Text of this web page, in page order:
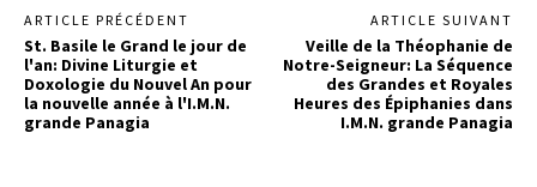
ARTICLE PRÉCÉDENT
St. Basile le Grand le jour de
l'an: Divine Liturgie et
Doxologie du Nouvel An pour
la nouvelle année à l'I.M.N.
grande Panagia
ARTICLE SUIVANT
Veille de la Théophanie de
Notre-Seigneur: La Séquence
des Grandes et Royales
Heures des Épiphanies dans
I.M.N. grande Panagia